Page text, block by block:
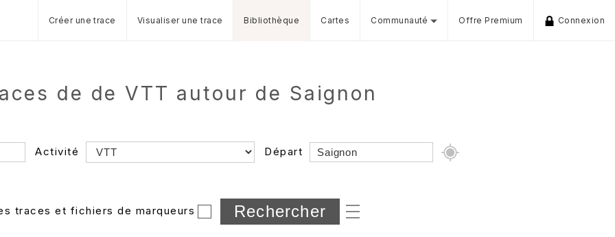
Créer une trace Visualiser une trace Bibliothèque Cartes Communauté Offre Premium Connexion
de de VTT autour de Saignon
Activité Départ
Dossier
et sous-dossiers
traces et fichiers de marqueurs